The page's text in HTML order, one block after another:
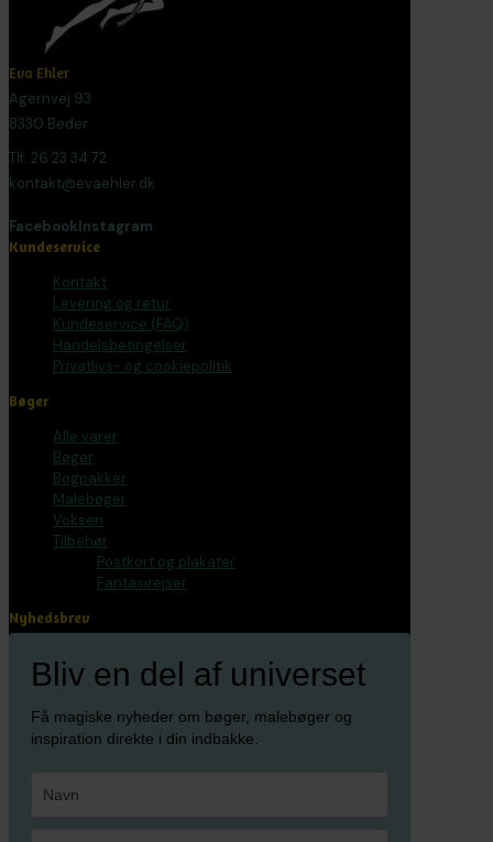
Eva Ehler
Agernvej 93
8330 Beder
Tlf. 26 23 34 72
kontakt@evaehler.dk
FacebookInstagram
Kundeservice
Kontakt
Levering og retur
Kundeservice (FAQ)
Handelsbetingelser
Privatlivs- og cookiepolitik
Bøger
Alle varer
Bøger
Bogpakker
Malebøger
Voksen
Tilbehør
Postkort og plakater
Fantasirejser
Nyhedsbrev
Bliv en del af universet
Få magiske nyheder om bøger, malebøger og
inspiration direkte i din indbakke.